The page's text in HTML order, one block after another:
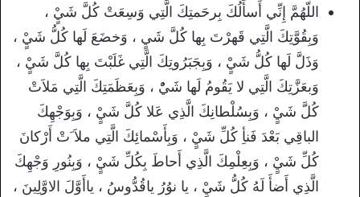
اللّهُمَّ إِنِّي أَسأَلُكَ بِرحَمتِكَ الَّتِي وَسِعَتْ كُلَّ شَيٍْ ،
وَبِقُوَّتِكَ الَّتِي قَهرْتَ بِها كُلَّ شَيٍ ، وَخضَعَ لَها كُلُّ شَيٍْ ،
وَذَلَّ لَها كُلُّ شَيٍْ ، وَبِجَبَرُوتِكَ الَّتِي غَلَبْتَ بِها كُلَّ شَيٍْ ،
وَبعَزَّتِكَ الَّتِي لا يَقُومُ لَها شَيٌْ ، وَبِعَظَمَتِكَ الَّتِي مَلاَتْ
كُلَّ شَيٍْ ، وَبِسُلْطانِكَ الَّذِي عَلا كُلَّ شَيٍْ ، وَبِوَجْهِكَ
الباقِي بَعْدَ فَنأِ كُلِّ شَيٍْ ، وَبِأَسْمائِكَ الَّتِي ملاَ َتْ أَرْكانَ
كُلِّ شَيٍْ ، وَبِعِلْمِكَ الَّذِي أَحاطَ بِكُلِّ شَيٍْ ، وَبِنُورِ وَجْهِكَ
الَّذِي أَضأَ لَهُ كُلُّ شَيٍْ ، يا نوُرُ ياقُدُّوسُ ، ياأَوَّلَ الاوَّلِينَ ،